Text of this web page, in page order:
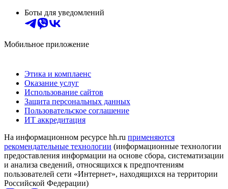
Боты для уведомлений
Мобильное приложение
Этика и комплаенс
Оказание услуг
Использование сайтов
Защита персональных данных
Пользовательское соглашение
ИТ аккредитация
На информационном ресурсе hh.ru применяются
рекомендательные технологии (информационные технологии
предоставления информации на основе сбора, систематизации
и анализа сведений, относящихся к предпочтениям
пользователей сети «Интернет», находящихся на территории
Российской Федерации)